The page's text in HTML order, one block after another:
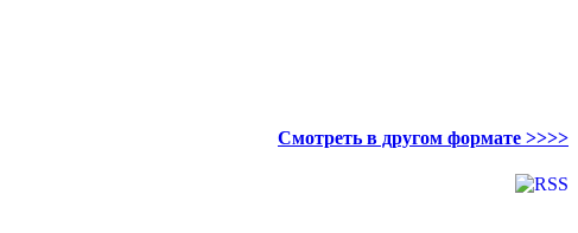
Смотреть в другом формате >>>>